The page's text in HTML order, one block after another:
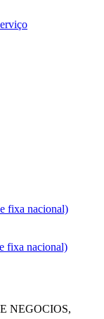
fixa nacional)
fixa nacional)
NEGOCIOS,